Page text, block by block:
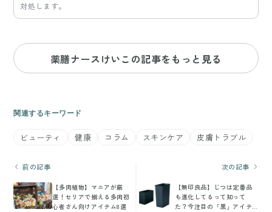
対処します。
薬膳ナースけいこの記事をもっと見る
関連するキーワード
ビューティ 健康 コラム スキンケア 皮膚トラブル
前の記事
【多肉植物】マニアが厳
選！セリアで揃える多肉初
心者さん向けアイテム8選
次の記事
【無印良品】じつは定番品
も進化してるって知って
た？今注目の「黒」アイテ